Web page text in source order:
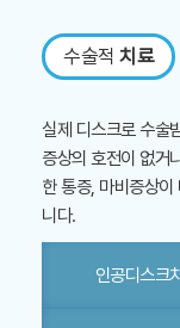
수술적 치료
실제 디스크로 수술
증상의 호전이 없거
한 통증, 마비증상
니다.
인공디스크